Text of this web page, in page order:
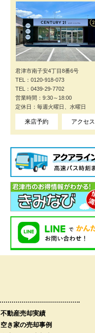
君津市南子安4丁目8番6号
TEL：0120-918-073
TEL：0439-29-7702
営業時間：9:30～18:00
定休日：毎週火曜日、水曜日
来店予約 アクセス
不動産売却実績
空き家の売却事例